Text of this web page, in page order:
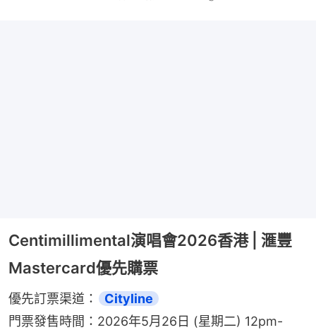
Centimillimental演唱會2026香港 | 滙豐
Mastercard優先購票
優先訂票渠道：
Cityline
門票發售時間：2026年5月26日 (星期二) 12pm-